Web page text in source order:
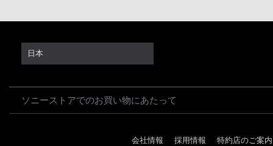
日本
ソニーストアでのお買い物にあたって
会社情報 採用情報 特約店のご案内